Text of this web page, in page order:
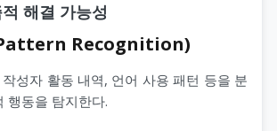
해결 가능성
Recognition)
성자 활동 내역, 언어 사용 패턴 등을 분
행동을 탐지한다.